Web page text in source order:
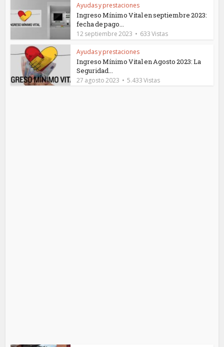
Ayudas y prestaciones
Ingreso Mínimo Vital en septiembre 2023:
fecha de pago...
12 septiembre 2023 633 Vistas
Ayudas y prestaciones
Ingreso Mínimo Vital en Agosto 2023: La
Seguridad...
27 agosto 2023 5.433 Vistas